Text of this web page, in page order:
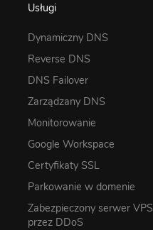
Usługi
Dynamiczny DNS
Reverse DNS
DNS Failover
Zarządzany DNS
Monitorowanie
Google Workspace
Certyfikaty SSL
Parkowanie w domenie
Zabezpieczony serwer VPS
przez DDoS